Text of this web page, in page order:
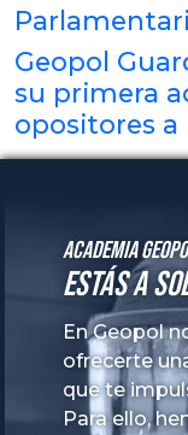
Geopol
su primera
opositores a
Academia
Estás a
En Geopol
ofrecerte
que te
Para ello,